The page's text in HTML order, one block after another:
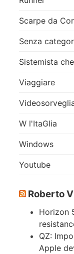
Scarpe da
Senza
Sistemista
Viaggiare
W l'ItaGlia
Windows
Youtube
Roberto
Horizon
QZ:
Apple